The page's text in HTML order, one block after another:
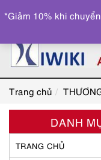
Trang chủ
DANH
TRANG CHỦ
*Giảm 10% khi